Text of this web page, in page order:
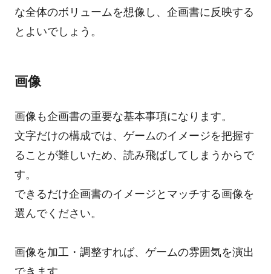
な全体のボリュームを想像し、企画書に反映する
とよいでしょう。
画像
画像も企画書の重要な基本事項になります。
文字だけの構成では、ゲームのイメージを把握す
ることが難しいため、読み飛ばしてしまうからで
す。
できるだけ企画書のイメージとマッチする画像を
選んでください。
画像を加工・調整すれば、ゲームの雰囲気を演出
できます。